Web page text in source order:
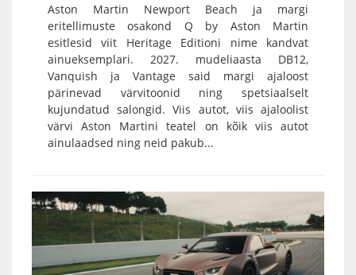
Aston Martin Newport Beach ja margi
eritellimuste osakond Q by Aston Martin
esitlesid viit Heritage Editioni nime kandvat
ainueksemplari. 2027. mudeliaasta DB12,
Vanquish ja Vantage said margi ajaloost
pärinevad värvitoonid ning spetsiaalselt
kujundatud salongid. Viis autot, viis ajaloolist
värvi Aston Martini teatel on kõik viis autot
ainulaadsed ning neid pakub...